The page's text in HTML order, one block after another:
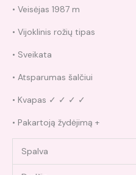
• Veisėjas 1987 m
• Vijoklinis rožių tipas
• Sveikata
• Atsparumas šalčiui
• Kvapas ✓ ✓ ✓ ✓
• Pakartoją žydėjimą +
Spalva